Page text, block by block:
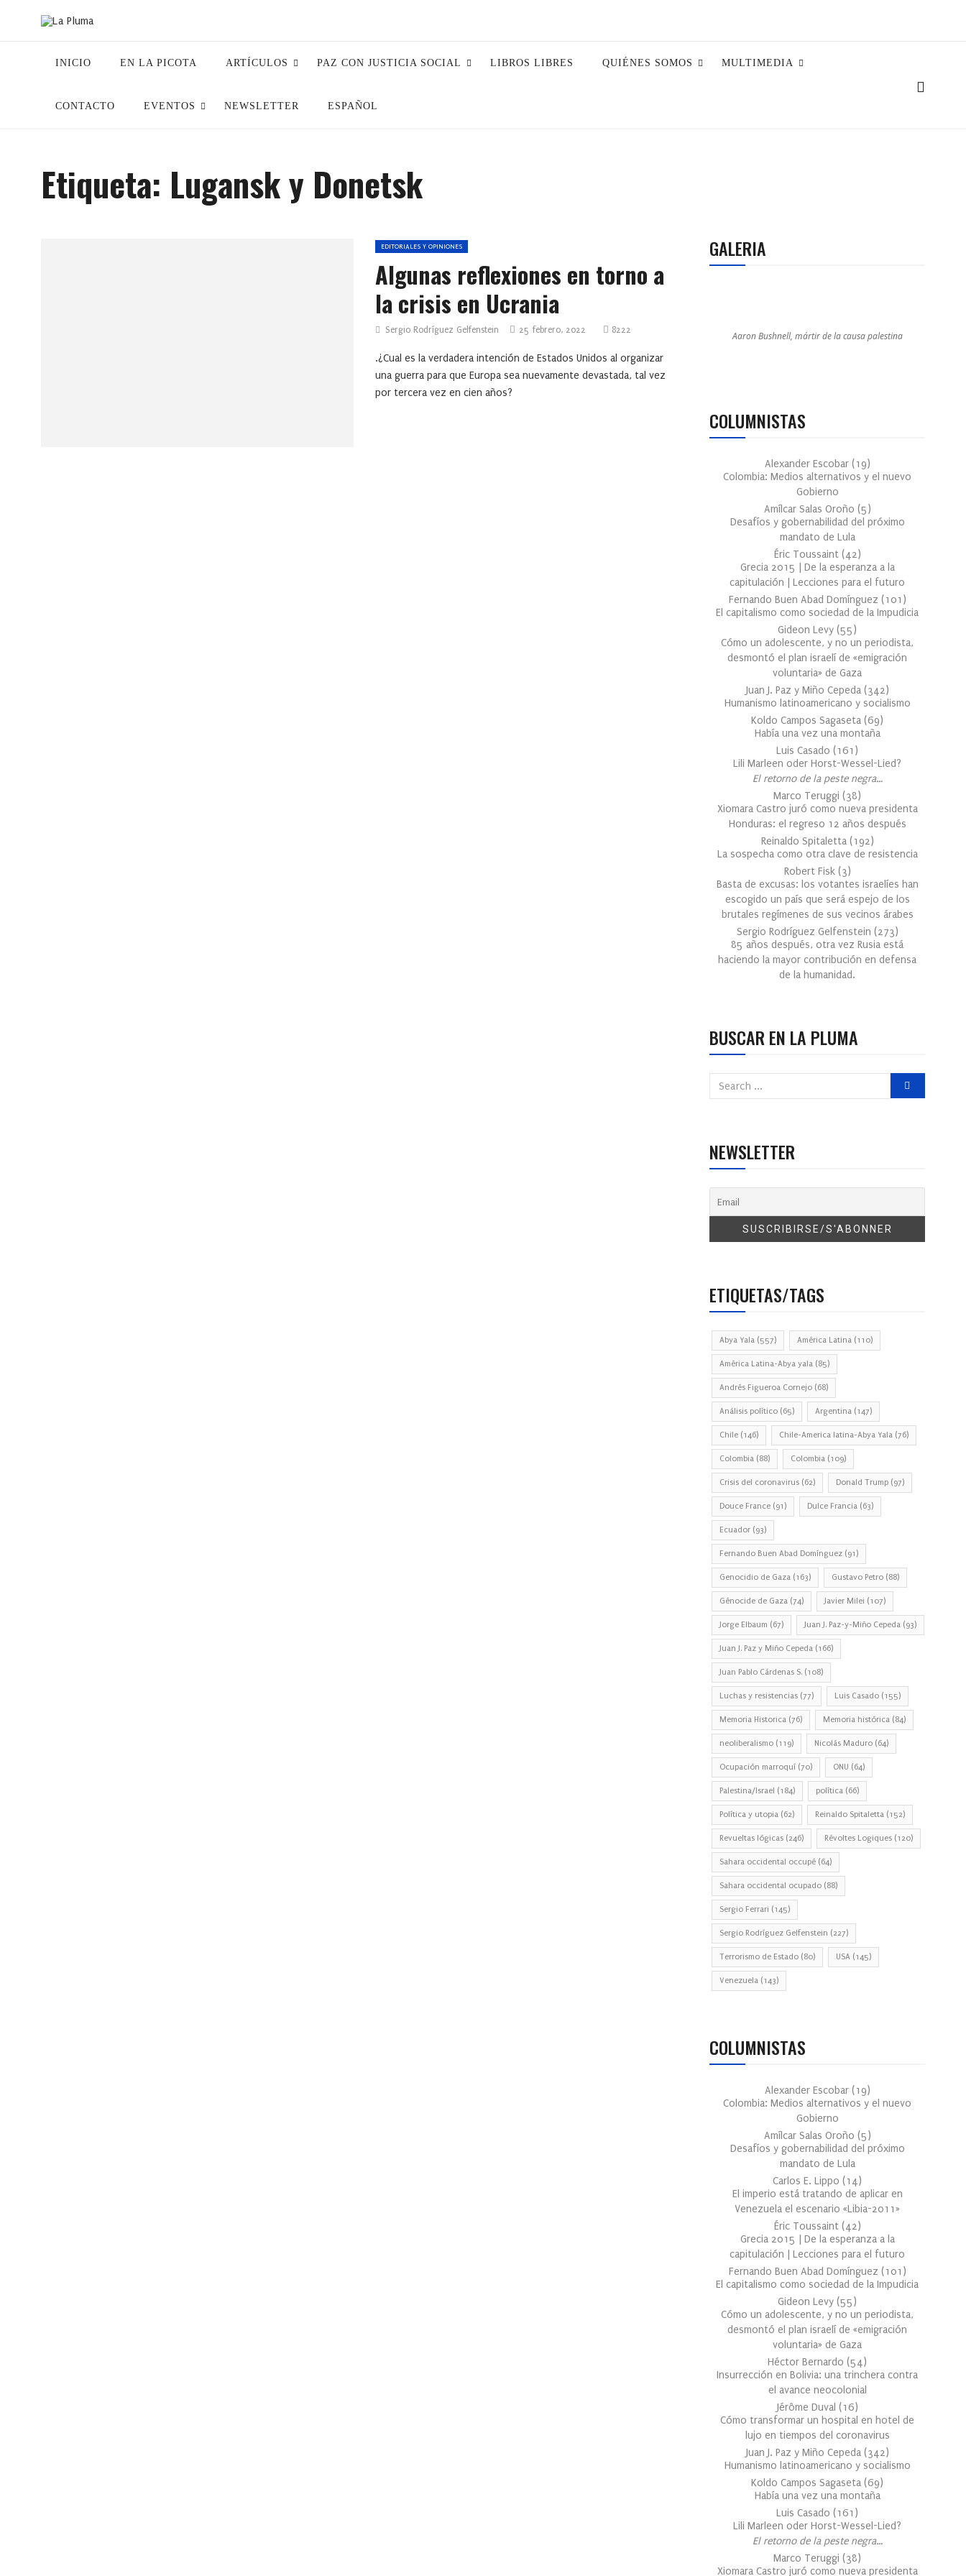
INICIO EN LA PICOTA ARTÍCULOS PAZ CON JUSTICIA SOCIAL LIBROS LIBRES QUIÉNES SOMOS MULTIMEDIA
CONTACTO EVENTOS NEWSLETTER ESPAÑOL
Etiqueta: Lugansk y Donetsk
EDITORIALES Y OPINIONES
Algunas reflexiones en torno a
la crisis en Ucrania
Sergio Rodríguez Gelfenstein 25 febrero, 2022 8222
.¿Cual es la verdadera intención de Estados Unidos al organizar
una guerra para que Europa sea nuevamente devastada, tal vez
por tercera vez en cien años?
GALERIA
Aaron Bushnell, mártir de la causa palestina
COLUMNISTAS
Alexander Escobar (19)
Colombia: Medios alternativos y el nuevo
Gobierno
Amílcar Salas Oroño (5)
Desafíos y gobernabilidad del próximo
mandato de Lula
Éric Toussaint (42)
Grecia 2015 | De la esperanza a la
capitulación | Lecciones para el futuro
Fernando Buen Abad Domínguez (101 )
El capitalismo como sociedad de la Impudicia
Gideon Levy (55)
Cómo un adolescente, y no un periodista,
desmontó el plan israelí de «emigración
voluntaria» de Gaza
Juan J. Paz y Miño Cepeda (342)
Humanismo latinoamericano y socialismo
Koldo Campos Sagaseta (69)
Había una vez una montaña
Luis Casado (161 )
Lili Marleen oder Horst-Wessel-Lied?
El retorno de la peste negra…
Marco Teruggi (38)
Xiomara Castro juró como nueva presidenta
Honduras: el regreso 12 años después
Reinaldo Spitaletta (192)
La sospecha como otra clave de resistencia
Robert Fisk (3)
Basta de excusas: los votantes israelíes han
escogido un país que será espejo de los
brutales regímenes de sus vecinos árabes
Sergio Rodríguez Gelfenstein (273)
85 años después, otra vez Rusia está
haciendo la mayor contribución en defensa
de la humanidad.
BUSCAR EN LA PLUMA
NEWSLETTER
ETIQUETAS/TAGS
Abya Yala (557) América Latina (110)
América Latina-Abya yala (85)
Andrés Figueroa Cornejo (68)
Análisis político (65) Argentina (147)
Chile (146) Chile-America latina-Abya Yala (76)
Colombia (88) Colombia (109)
Crisis del coronavirus (62) Donald Trump (97)
Douce France (91) Dulce Francia (63)
Ecuador (93)
Fernando Buen Abad Domínguez (91)
Genocidio de Gaza (163) Gustavo Petro (88)
Génocide de Gaza (74) Javier Milei (107)
Jorge Elbaum (67) Juan J. Paz-y-Miño Cepeda (93)
Juan J. Paz y Miño Cepeda (166)
Juan Pablo Cárdenas S. (108)
Luchas y resistencias (77) Luis Casado (155)
Memoria Historica (76) Memoria histórica (84)
neoliberalismo (119) Nicolás Maduro (64)
Ocupación marroquí (70) ONU (64)
Palestina/Israel (184) política (66)
Política y utopia (62) Reinaldo Spitaletta (152)
Revueltas lógicas (246) Révoltes Logiques (120)
Sahara occidental occupé (64)
Sahara occidental ocupado (88)
Sergio Ferrari (145)
Sergio Rodríguez Gelfenstein (227)
Terrorismo de Estado (80) USA (145)
Venezuela (143)
COLUMNISTAS
Alexander Escobar (19)
Colombia: Medios alternativos y el nuevo
Gobierno
Amílcar Salas Oroño (5)
Desafíos y gobernabilidad del próximo
mandato de Lula
Carlos E. Lippo (14)
El imperio está tratando de aplicar en
Venezuela el escenario «Libia-2011»
Éric Toussaint (42)
Grecia 2015 | De la esperanza a la
capitulación | Lecciones para el futuro
Fernando Buen Abad Domínguez (101 )
El capitalismo como sociedad de la Impudicia
Gideon Levy (55)
Cómo un adolescente, y no un periodista,
desmontó el plan israelí de «emigración
voluntaria» de Gaza
Héctor Bernardo (54)
Insurrección en Bolivia: una trinchera contra
el avance neocolonial
Jérôme Duval (16)
Cómo transformar un hospital en hotel de
lujo en tiempos del coronavirus
Juan J. Paz y Miño Cepeda (342)
Humanismo latinoamericano y socialismo
Koldo Campos Sagaseta (69)
Había una vez una montaña
Luis Casado (161 )
Lili Marleen oder Horst-Wessel-Lied?
El retorno de la peste negra…
Marco Teruggi (38)
Xiomara Castro juró como nueva presidenta